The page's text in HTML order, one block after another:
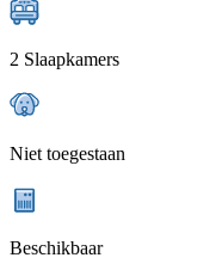
2 Slaapkamers
Niet toegestaan
Beschikbaar